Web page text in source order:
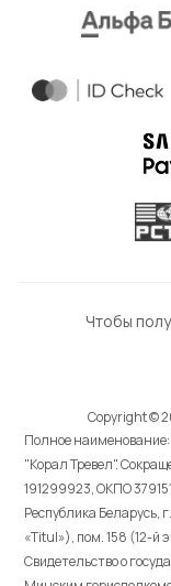
Чтобы
Copyright ©
Полное
"Корал Тревел".
191299923, ОКПО
Республика Беларусь,
«Titul»), пом. 158 (12-й
Свидетельство о